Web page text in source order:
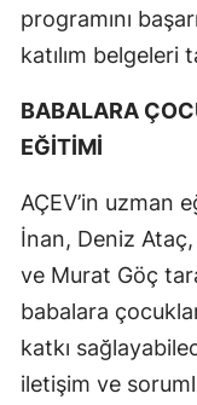
programını
katılım belgeleri
BABALARA
EĞİTİMİ
AÇEV’in uzman
İnan, Deniz
ve Murat Göç
babalara
katkı
iletişim ve